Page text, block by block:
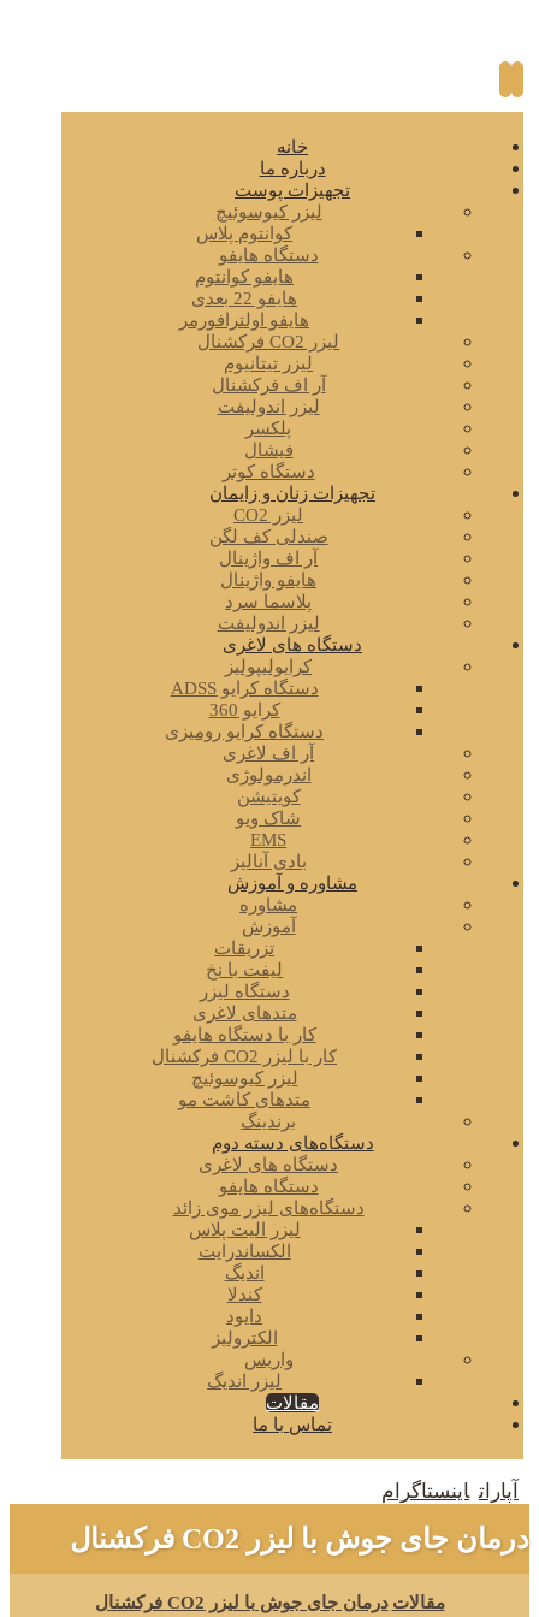
خانه
درباره ما
تجهیزات پوست
لیزر کیوسوئیچ
کوانتوم پلاس
دستگاه هایفو
هایفو کوانتوم
هایفو 22 بعدی
هایفو اولترافورمر
لیزر CO2 فرکشنال
لیزر تیتانیوم
آر اف فرکشنال
لیزر اندولیفت
پلکسر
فیشال
دستگاه کوتر
تجهیزات زنان و زایمان
لیزر CO2
صندلی کف لگن
آر اف واژینال
هایفو واژینال
پلاسما سرد
لیزر اندولیفت
دستگاه های لاغری
کرایولیپولیز
دستگاه کرایو ADSS
کرایو 360
دستگاه کرایو رومیزی
آر اف لاغری
اندرمولوژی
کویتیشن
شاک ویو
EMS
بادی آنالیز
مشاوره و آموزش
مشاوره
آموزش
تزریقات
لیفت با نخ
دستگاه لیزر
متدهای لاغری
کار با دستگاه هایفو
کار با لیزر CO2 فرکشنال
لیزر کیوسوئیچ
متدهای کاشت مو
برندینگ
دستگاه‌های دسته دوم
دستگاه های لاغری
دستگاه هایفو
دستگاه‌های لیزر موی زائد
لیزر الیت پلاس
الکساندرایت
اندیگ
کندلا
دایود
الکترولیز
واریس
لیزر اندیگ
مقالات
تماس با ما
آپارات اینستاگرام
درمان جای جوش با لیزر CO2 فرکشنال
مقالات درمان جای جوش با لیزر CO2 فرکشنال